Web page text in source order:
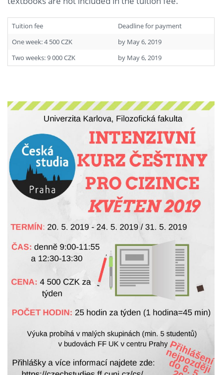
Tuition fee
Deadline for payment
One week: 4 500 CZK
by May 6, 2019
Two weeks: 9 000 CZK
by May 6, 2019